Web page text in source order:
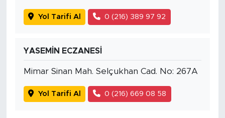
Yol Tarifi Al 0 (216) 389 97 92
YASEMİN ECZANESİ
Mimar Sinan Mah. Selçukhan Cad. No: 267A
Yol Tarifi Al 0 (216) 669 08 58